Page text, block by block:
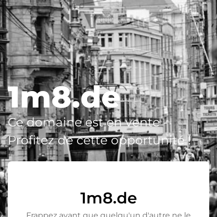
1m8.de
Ce domaine est en vente -
Profitez de cette opportunité !
1m8.de
Frappez avant que quelqu'un d'autre ne le